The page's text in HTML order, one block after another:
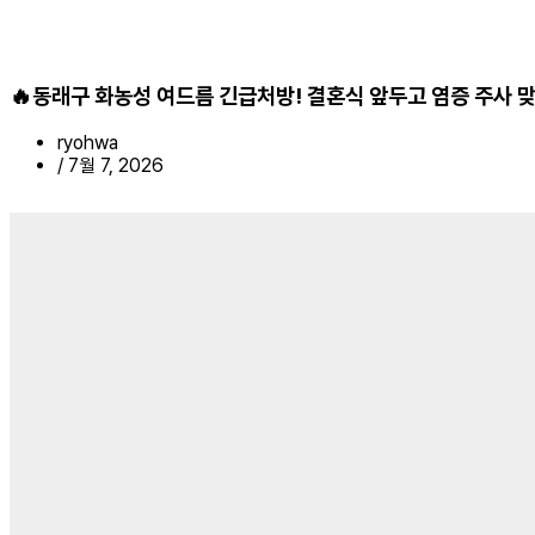
🔥동래구 화농성 여드름 긴급처방! 결혼식 앞두고 염증 주사
ryohwa
/ 7월 7, 2026